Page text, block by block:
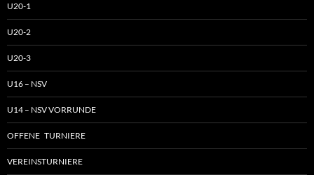
U20-1
U20-2
U20-3
U16 – NSV
U14 – NSV VORRUNDE
OFFENE TURNIERE
VEREINSTURNIERE